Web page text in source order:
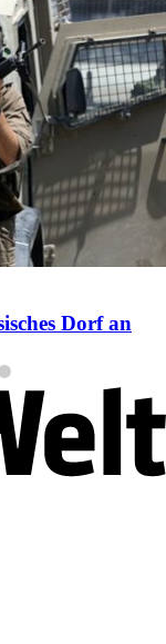
Dorf an